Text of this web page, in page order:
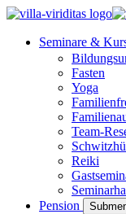
Seminare &
Fasten
Yoga
Team-
Reiki
Pension